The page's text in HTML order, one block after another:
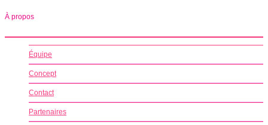
À propos
Équipe
Concept
Contact
Partenaires